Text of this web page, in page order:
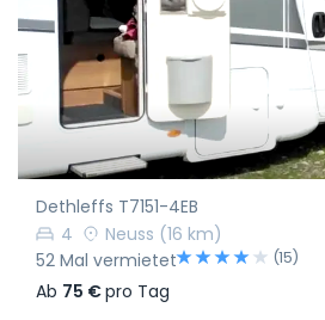
Dethleffs T7151-4EB
4
Neuss (16 km)
52 Mal vermietet
(15)
Ab 75 €pro Tag